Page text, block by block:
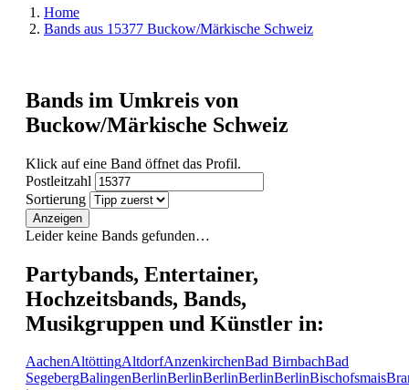
Home
Bands aus 15377 Buckow/Märkische Schweiz
Bands im Umkreis von
Buckow/Märkische Schweiz
Klick auf eine Band öffnet das Profil.
Postleitzahl
Sortierung
Anzeigen
Leider keine Bands gefunden…
Partybands, Entertainer,
Hochzeitsbands, Bands,
Musikgruppen und Künstler in:
AachenAltöttingAltdorfAnzenkirchenBad BirnbachBad
SegebergBalingenBerlinBerlinBerlinBerlinBerlinBischofsmais